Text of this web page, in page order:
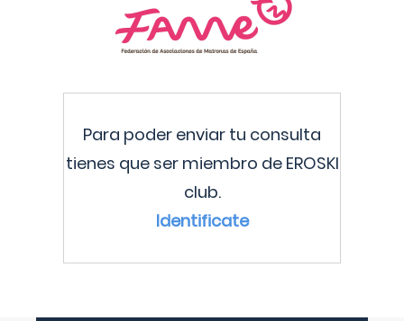
Para poder enviar tu consulta
tienes que ser miembro de EROSKI
club.
Identificate